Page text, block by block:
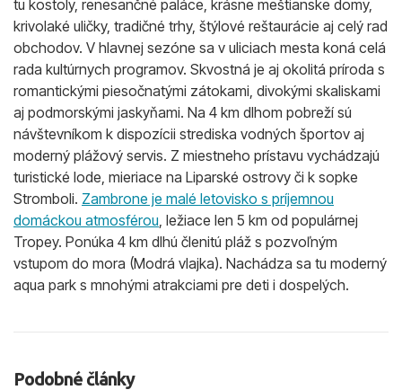
tu kostoly, renesančné paláce, krásne meštianske domy,
krivolaké uličky, tradičné trhy, štýlové reštaurácie aj celý rad
obchodov. V hlavnej sezóne sa v uliciach mesta koná celá
rada kultúrnych programov. Skvostná je aj okolitá príroda s
romantickými piesočnatými zátokami, divokými skaliskami
aj podmorskými jaskyňami. Na 4 km dlhom pobreží sú
návštevníkom k dispozícii strediska vodných športov aj
moderný plážový servis. Z miestneho prístavu vychádzajú
turistické lode, mieriace na Liparské ostrovy či k sopke
Stromboli. Zambrone je malé letovisko s príjemnou
domáckou atmosférou , ležiace len 5 km od populárnej
Tropey. Ponúka 4 km dlhú členitú pláž s pozvoľným
vstupom do mora (Modrá vlajka). Nachádza sa tu moderný
aqua park s mnohými atrakciami pre deti i dospelých.
Podobné články